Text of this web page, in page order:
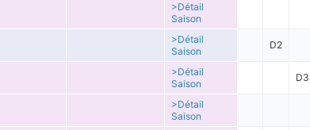
>Détail
Saison
>Détail
Saison
D2
>Détail
Saison
D3
>Détail
Saison